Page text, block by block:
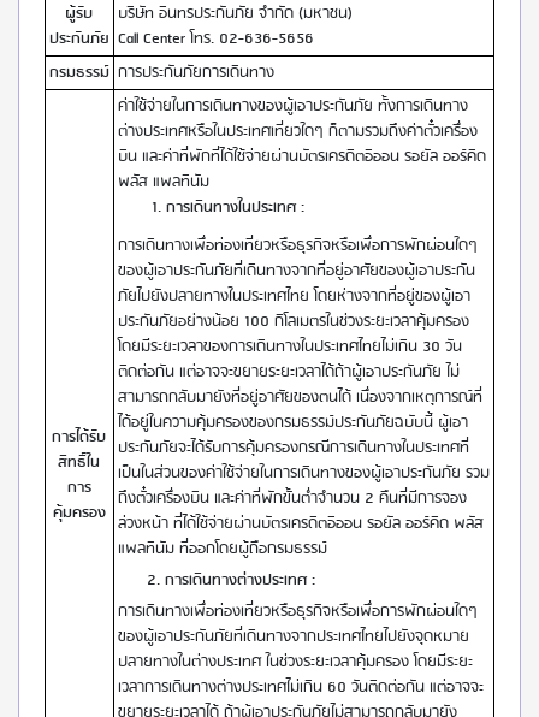
ผู้รับ
ประกันภัย
บริษัท อินทรประกันภัย จำกัด (มหาชน)
Call Center โทร. 02-636-5656
กรมธรรม์ การประกันภัยการเดินทาง
การได้รับ
สิทธิ์ใน
การ
คุ้มครอง
ค่าใช้จ่ายในการเดินทางของผู้เอาประกันภัย ทั้งการเดินทาง
ต่างประเทศหรือในประเทศเที่ยวใดๆ ก็ตามรวมถึงค่าตั๋วเครื่อง
บิน และค่าที่พักที่ได้ใช้จ่ายผ่านบัตรเครดิตอิออน รอยัล ออร์คิด
พลัส แพลทินัม
การเดินทางในประเทศ :
การเดินทางเพื่อท่องเที่ยวหรือธุรกิจหรือเพื่อการพักผ่อนใดๆ
ของผู้เอาประกันภัยที่เดินทางจากที่อยู่อาศัยของผู้เอาประกัน
ภัยไปยังปลายทางในประเทศไทย โดยห่างจากที่อยู่ของผู้เอา
ประกันภัยอย่างน้อย 100 กิโลเมตรในช่วงระยะเวลาคุ้มครอง
โดยมีระยะเวลาของการเดินทางในประเทศไทยไม่เกิน 30 วัน
ติดต่อกัน แต่อาจจะขยายระยะเวลาได้ถ้าผู้เอาประกันภัย ไม่
สามารถกลับมายังที่อยู่อาศัยของตนได้ เนื่องจากเหตุการณ์ที่
ได้อยู่ในความคุ้มครองของกรมธรรม์ประกันภัยฉบับนี้ ผู้เอา
ประกันภัยจะได้รับการคุ้มครองกรณีการเดินทางในประเทศที่
เป็นในส่วนของค่าใช้จ่ายในการเดินทางของผู้เอาประกันภัย รวม
ถึงตั๋วเครื่องบิน และค่าที่พักขั้นต่ำจำนวน 2 คืนที่มีการจอง
ล่วงหน้า ที่ได้ใช้จ่ายผ่านบัตรเครดิตอิออน รอยัล ออร์คิด พลัส
แพลทินัม ที่ออกโดยผู้ถือกรมธรรม์
2.การเดินทางต่างประเทศ :
การเดินทางเพื่อท่องเที่ยวหรือธุรกิจหรือเพื่อการพักผ่อนใดๆ
ของผู้เอาประกันภัยที่เดินทางจากประเทศไทยไปยังจุดหมาย
ปลายทางในต่างประเทศ ในช่วงระยะเวลาคุ้มครอง โดยมีระยะ
เวลาการเดินทางต่างประเทศไม่เกิน 60 วันติดต่อกัน แต่อาจจะ